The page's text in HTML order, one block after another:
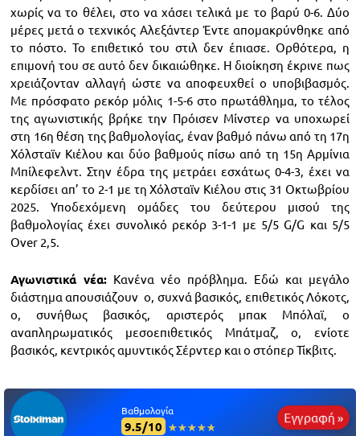
χωρίς να το θέλει, στο να χάσει τελικά με το βαρύ 0-6. Δύο
μέρες μετά ο τεχνικός Αλεξάντερ Έντε απομακρύνθηκε από
το πόστο. Το επιθετικό του στιλ δεν έπιασε. Ορθότερα, η
επιμονή του σε αυτό δεν δικαιώθηκε. Η διοίκηση έκρινε πως
χρειάζονταν αλλαγή ώστε να αποφευχθεί ο υποβιβασμός.
Με πρόσφατο ρεκόρ μόλις 1-5-6 στο πρωτάθλημα, το τέλος
της αγωνιστικής βρήκε την Πρόισεν Μίνστερ να υποχωρεί
στη 16η θέση της βαθμολογίας, έναν βαθμό πάνω από τη 17η
Χόλσταϊν Κιέλου και δύο βαθμούς πίσω από τη 15η Αρμίνια
Μπίλεφελντ. Στην έδρα της μετράει εσχάτως 0-4-3, έχει να
κερδίσει απ’ το 2-1 με τη Χόλσταϊν Κιέλου στις 31 Οκτωβρίου
2025. Υποδεχόμενη ομάδες του δεύτερου μισού της
βαθμολογίας έχει συνολικό ρεκόρ 3-1-1 με 5/5 G/G και 5/5
Over 2,5.
Αγωνιστικά νέα: Κανένα νέο πρόβλημα. Εδώ και μεγάλο
διάστημα απουσιάζουν ο, συχνά βασικός, επιθετικός Λόκοτς,
ο, συνήθως βασικός, αριστερός μπακ Μπόλαϊ, ο
αναπληρωματικός μεσοεπιθετικός Μπάτμαζ, ο, ενίοτε
βασικός, κεντρικός αμυντικός Σέρντερ και ο στόπερ Τίκβιτς.
Βαθμολογία
9.5/10 ☆☆☆☆☆
★★★★★
Εγγραφή »